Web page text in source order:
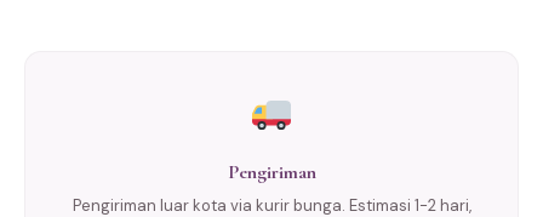
Pengiriman
Pengiriman luar kota via kurir bunga. Estimasi 1-2 hari,